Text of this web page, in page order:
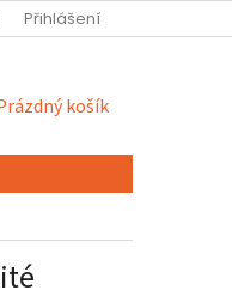
Přihlášení
košík